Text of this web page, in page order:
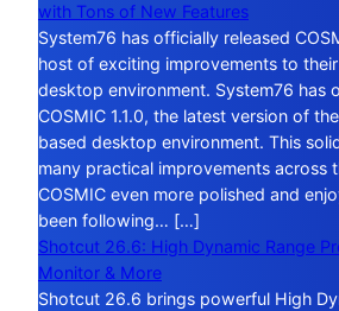
with Tons of New Features
System76 has officially released
host of exciting improvements to
desktop environment. System76 has
COSMIC 1.1.0, the latest version of
based desktop environment. This
many practical improvements across
COSMIC even more polished and
been following… […]
Shotcut 26.6: High Dynamic Range
Monitor & More
Shotcut 26.6 brings powerful High